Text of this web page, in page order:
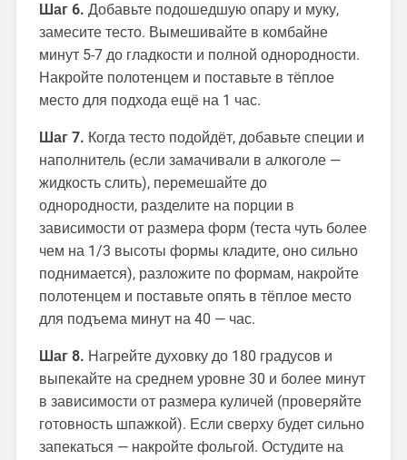
Шаг 6. Добавьте подошедшую опару и муку,
замесите тесто. Вымешивайте в комбайне
минут 5-7 до гладкости и полной однородности.
Накройте полотенцем и поставьте в тёплое
место для подхода ещё на 1 час.
Шаг 7. Когда тесто подойдёт, добавьте специи и
наполнитель (если замачивали в алкоголе —
жидкость слить), перемешайте до
однородности, разделите на порции в
зависимости от размера форм (теста чуть более
чем на 1/3 высоты формы кладите, оно сильно
поднимается), разложите по формам, накройте
полотенцем и поставьте опять в тёплое место
для подъема минут на 40 — час.
Шаг 8. Нагрейте духовку до 180 градусов и
выпекайте на среднем уровне 30 и более минут
в зависимости от размера куличей (проверяйте
готовность шпажкой). Если сверху будет сильно
запекаться — накройте фольгой. Остудите на